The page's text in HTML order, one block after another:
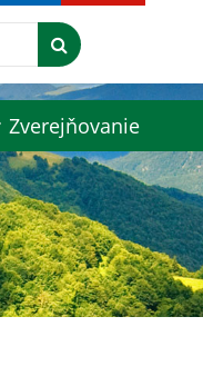
Zverejňovanie